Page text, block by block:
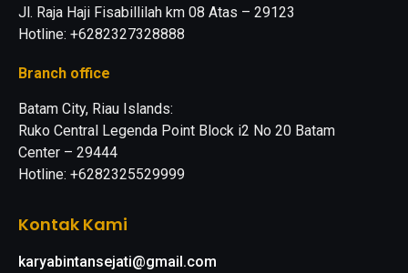
Jl. Raja Haji Fisabillilah km 08 Atas – 29123
Hotline: +6282327328888
Branch office
Batam City, Riau Islands:
Ruko Central Legenda Point Block i2 No 20 Batam
Center – 29444
Hotline: +6282325529999
Kontak Kami
karyabintansejati@gmail.com